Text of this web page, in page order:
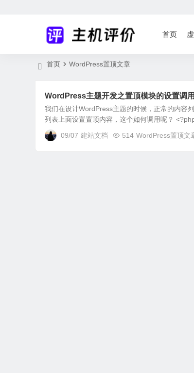
首页
首页 WordPress置顶文章
WordPress主题开发之置顶模块的设置调用
我们在设计WordPress主题的时候，正常的内容
列表上面设置置顶内容，这个如何调用呢？
09/07 建站文档 514 WordPress置顶文